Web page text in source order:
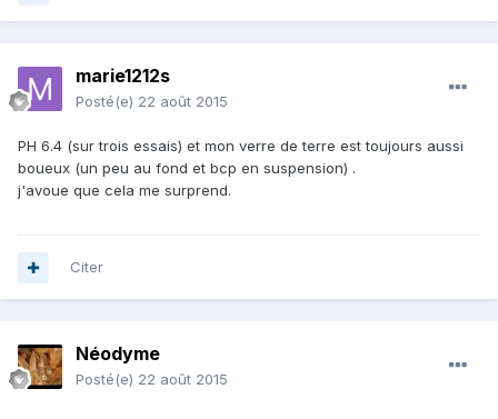
marie1212s
Posté(e) 22 août 2015
PH 6.4 (sur trois essais) et mon verre de terre est toujours aussi
boueux (un peu au fond et bcp en suspension) .
j'avoue que cela me surprend.
Citer
Néodyme
Posté(e) 22 août 2015